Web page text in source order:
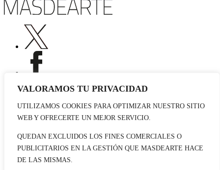
VALORAMOS TU PRIVACIDAD
UTILIZAMOS COOKIES PARA OPTIMIZAR NUESTRO SITIO
WEB Y OFRECERTE UN MEJOR SERVICIO.
QUEDAN EXCLUIDOS LOS FINES COMERCIALES O
PUBLICITARIOS EN LA GESTIÓN QUE MASDEARTE HACE
DE LAS MISMAS.
Publicidad
Contacto
© 2026 masdearte. Información de exposiciones, museos y artistas